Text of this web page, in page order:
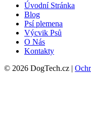
Úvodní Stránka
Blog
Psí plemena
Výcvik Psů
O Nás
Kontakty
© 2026 DogTech.cz |